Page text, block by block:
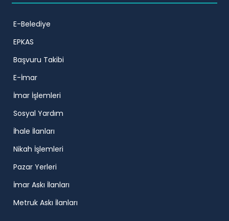
E-Belediye
EPKAS
Başvuru Takibi
E-İmar
İmar İşlemleri
Sosyal Yardım
İhale İlanları
Nikah İşlemleri
Pazar Yerleri
İmar Askı İlanları
Metruk Askı İlanları